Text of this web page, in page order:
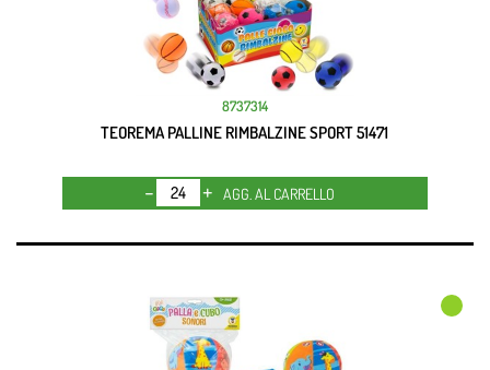
8737314
TEOREMA PALLINE RIMBALZINE SPORT 51471
Quantità
AGG. AL CARRELLO